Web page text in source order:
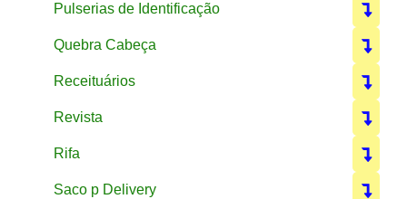
Pulserias de Identificação
Quebra Cabeça
Receituários
Revista
Rifa
Saco p Delivery